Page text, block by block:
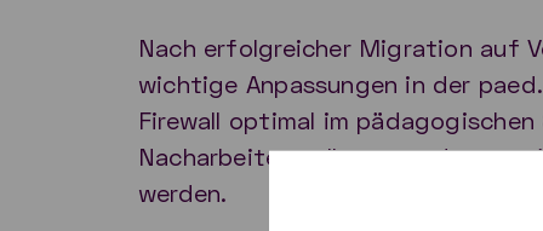
Nach erfolgreicher Migration auf
wichtige Anpassungen in der
Firewall optimal im
Nacharbeiten sollten von den
werden.